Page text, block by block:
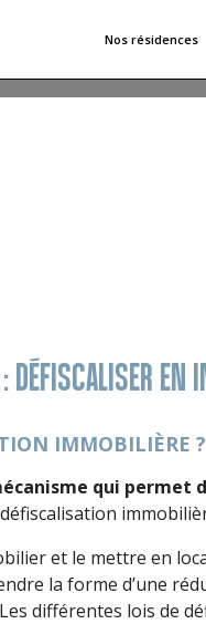
Nos résidences
IMMOBILIÈRE ?
qui permet
et le mettre en
la forme d’une
différentes lois de